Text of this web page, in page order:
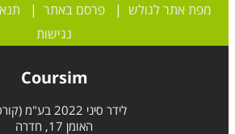
מפת אתר לגולש |פרסם באתר |
נגישות
Coursim
לידר סיני 2022 בע"מ (קורסים)
האומן 17, חדרה